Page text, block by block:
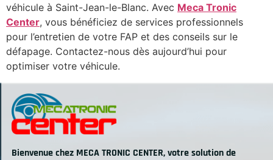
véhicule à Saint-Jean-le-Blanc. Avec Meca Tronic
Center, vous bénéficiez de services professionnels
pour l’entretien de votre FAP et des conseils sur le
défapage. Contactez-nous dès aujourd’hui pour
optimiser votre véhicule.
Bienvenue chez MECA TRONIC CENTER, votre solution de